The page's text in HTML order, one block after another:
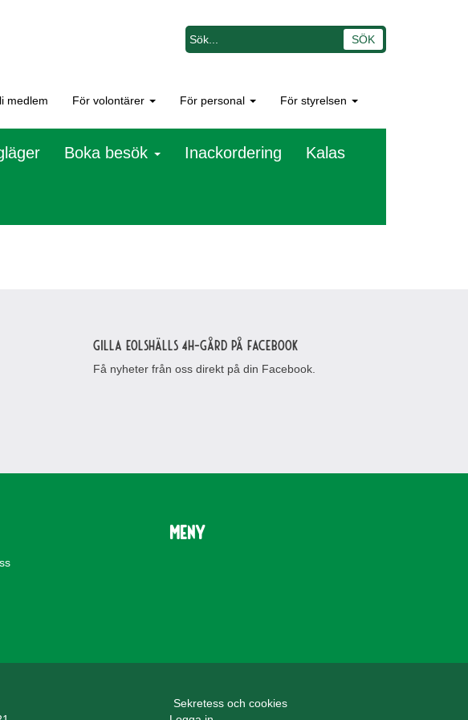
medlem För volontärer För personal För styrelsen
Boka besök Inackordering Kalas
Gilla Eolshälls 4H-gård på Facebook
Få nyheter från oss direkt på din Facebook.
Meny
Sekretess och cookies